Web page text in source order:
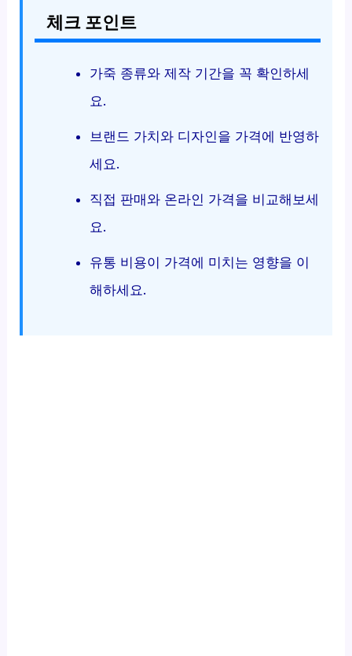
체크 포인트
가죽 종류와 제작 기간을 꼭 확인하세
요.
브랜드 가치와 디자인을 가격에 반영하
세요.
직접 판매와 온라인 가격을 비교해보세
요.
유통 비용이 가격에 미치는 영향을 이
해하세요.